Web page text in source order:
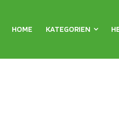
HOME KATEGORIEN